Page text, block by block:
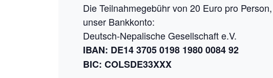
Die Teilnahmegebühr von 20 Euro pro
unser Bankkonto:
Deutsch-Nepalische Gesellschaft e.V.
IBAN: DE14 3705 0198 1980 0084 92
BIC: COLSDE33XXX